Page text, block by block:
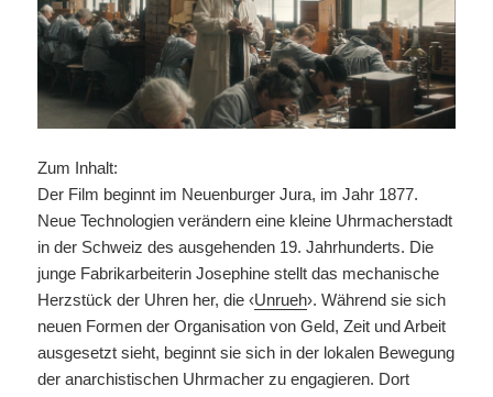
Zum Inhalt:
Der Film beginnt im Neuenburger Jura, im Jahr 1877.
Neue Technologien verändern eine kleine Uhrmacherstadt
in der Schweiz des ausgehenden 19. Jahrhunderts. Die
junge Fabrikarbeiterin Josephine stellt das mechanische
Herzstück der Uhren her, die ‹Unrueh›. Während sie sich
neuen Formen der Organisation von Geld, Zeit und Arbeit
ausgesetzt sieht, beginnt sie sich in der lokalen Bewegung
der anarchistischen Uhrmacher zu engagieren. Dort